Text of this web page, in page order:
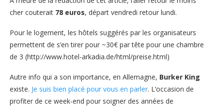
cher couterait 78 euros, départ vendredi retour lundi.
Pour le logement, les hôtels suggérés par les organisateurs
permettent de s’en tirer pour ~30€ par tête pour une chambre
de 3 (http://www.hotel-arkadia.de/html/preise.html)
Autre info qui a son importance, en Allemagne, Burker King
existe. Je suis bien placé pour vous en parler. L’occasion de
profiter de ce week-end pour soigner des années de